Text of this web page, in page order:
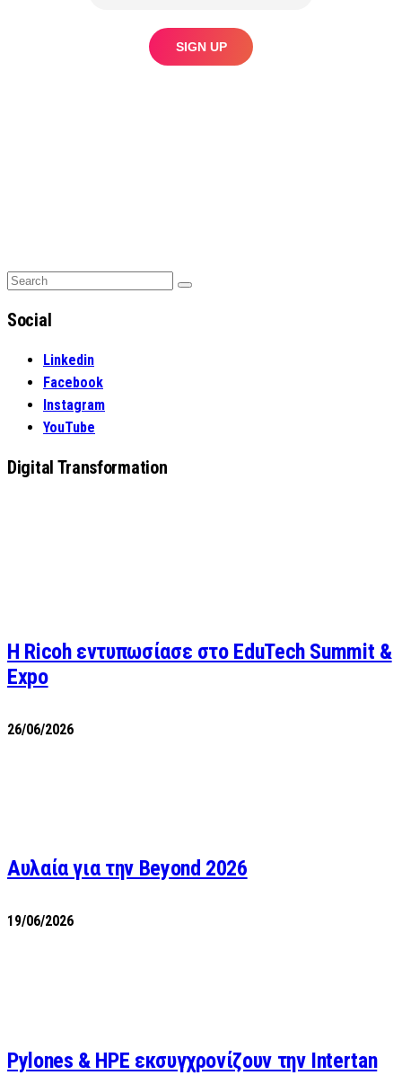
Search
Search
Social
Linkedin
Facebook
Instagram
YouTube
Digital Transformation
Η Ricoh εντυπωσίασε στο EduTech Summit &
Expo
26/06/2026
Αυλαία για την Beyond 2026
19/06/2026
Pylones & HPE εκσυγχρονίζουν την Intertan